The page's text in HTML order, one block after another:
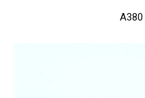
А380